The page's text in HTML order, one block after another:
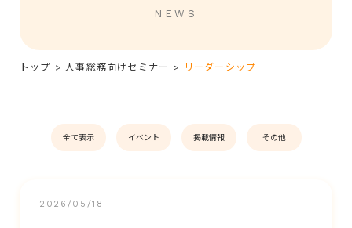
NEWS
トップ >人事総務向けセミナー > リーダーシップ
全て表示 イベント 掲載情報 その他
2026/05/18